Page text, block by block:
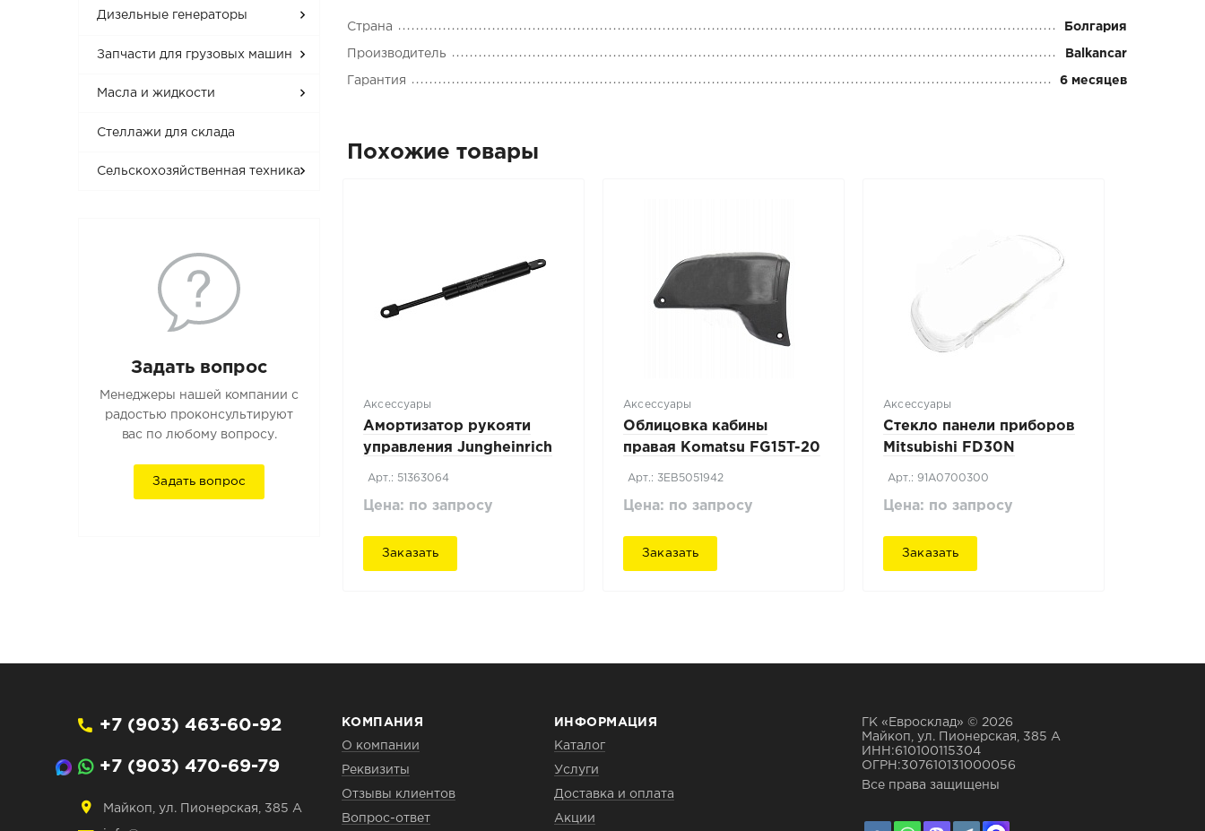
Дизельные генераторы
Запчасти для грузовых машин
Масла и жидкости
Стеллажи для склада
Сельскохозяйственная техника
Задать вопрос
Менеджеры нашей компании с
радостью проконсультируют
вас по любому вопросу.
Задать вопрос
Страна Болгария
Производитель Balkancar
Гарантия 6 месяцев
Похожие товары
Аксессуары
Амортизатор рукояти
управления Jungheinrich
Арт.: 51363064
Цена: по запросу
Заказать
Аксессуары
Облицовка кабины
правая Komatsu FG15T-20
Арт.: 3EB5051942
Цена: по запросу
Заказать
Аксессуары
Стекло панели приборов
Mitsubishi FD30N
Арт.: 91A0700300
Цена: по запросу
Заказать
+7 (903) 463-60-92
+7 (903) 470-69-79
Майкоп, ул. Пионерская, 385 А
КОМПАНИЯ
О компании
Реквизиты
Отзывы клиентов
Вопрос-ответ
ИНФОРМАЦИЯ
Каталог
Услуги
Доставка и оплата
Акции
ГК «Евросклад» © 2026
Майкоп, ул. Пионерская, 385 А
ИНН:610100115304
ОГРН:307610131000056
Все права защищены